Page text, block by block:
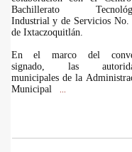
Bachillerato
Industrial y de Servicios No.
de Ixtaczoquitlán.
En el marco del
signado, las
municipales de la
Municipal